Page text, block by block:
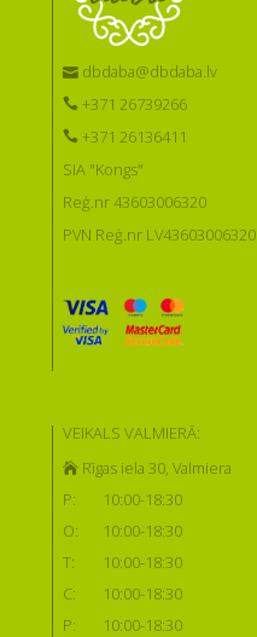
dbdaba@dbdaba.lv
+371 26739266
+371 26136411
SIA "Kongs"
Reģ.nr 43603006320
PVN Reģ.nr LV43603006320
VEIKALS VALMIERĀ:
Rīgas iela 30, Valmiera
P:
10:00-18:30
O:
10:00-18:30
T:
10:00-18:30
C:
10:00-18:30
P:
10:00-18:30